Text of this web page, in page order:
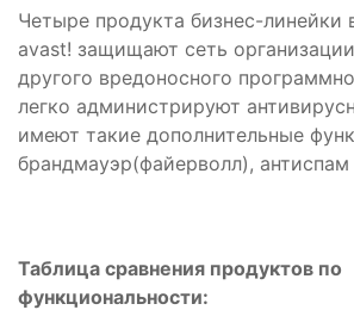
Четыре продукта бизнес-линейки
avast! защищают сеть
другого вредоносного
легко администрируют
имеют такие дополнительные
брандмауэр(файерволл),
Таблица сравнения продуктов по
функциональности: